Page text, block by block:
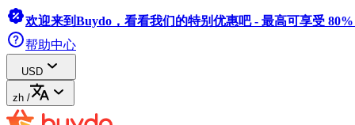
欢迎来到Buydo，看看我们的特别优惠吧 - 最高可享受
帮助中心
USD
zh /